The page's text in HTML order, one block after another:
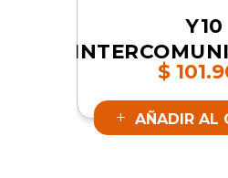
Y10
| SKU
$
AÑADIR AL